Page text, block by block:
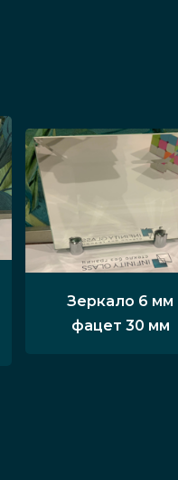
Зеркало 6 мм
фацет 30 мм